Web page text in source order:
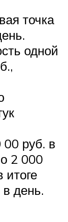
точка
одной
00 руб. в
2 000
итоге
день.